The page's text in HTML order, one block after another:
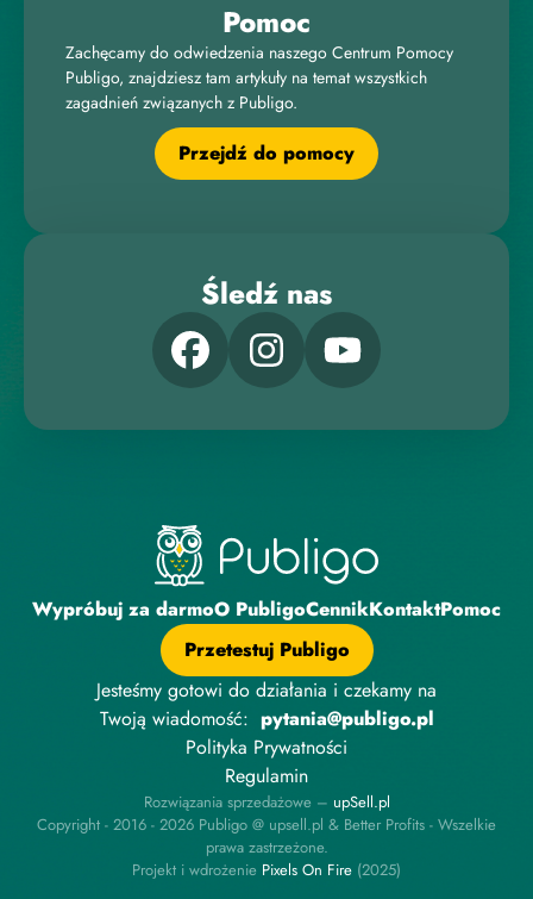
Pomoc
Zachęcamy do odwiedzenia naszego Centrum Pomocy
Publigo, znajdziesz tam artykuły na temat wszystkich
zagadnień związanych z Publigo.
Przejdź do pomocy
Śledź nas
Wypróbuj za darmoO PubligoCennikKontaktPomoc
Przetestuj Publigo
Jesteśmy gotowi do działania i czekamy na
Twoją wiadomość: pytania@publigo.pl
Polityka Prywatności
Regulamin
Rozwiązania sprzedażowe – upSell.pl
Copyright - 2016 - 2026 Publigo @ upsell.pl & Better Profits - Wszelkie
prawa zastrzeżone.
Projekt i wdrożenie Pixels On Fire (2025)